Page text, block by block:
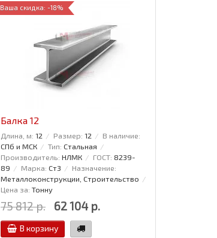
Ваша скидка: -18%
Балка 12
Длина, м: 12 Размер: 12
В наличие:
СПб и МСК
Тип: Стальная
Производитель: НЛМК ГОСТ: 8239-
89
Марка: Ст3
Назначение:
Металлоконструкции, Строительство
Цена за: Тонну
75 812 р. 62 104 р.
В корзину